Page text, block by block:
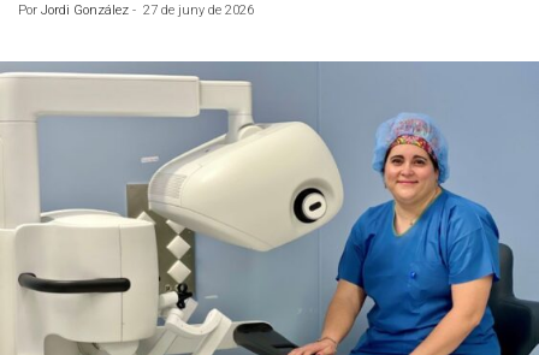
Por Jordi González - 27 de juny de 2026